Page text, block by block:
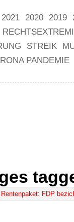
2021 2020 2019
STREIK
PANDEMIE